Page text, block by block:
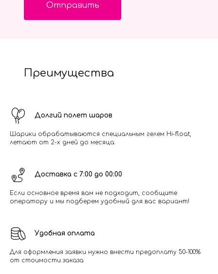
Отправить
Преимущества
Долгий полет шаров
Шарики обрабатываются специальным гелем Hi-float,
летают от 2-х дней до месяца.
Доставка с 7:00 до 00:00
Если основное время вам не подходит, сообщите
оператору и мы подберем удобный для вас вариант!
Удобная оплата
Для оформления заявки нужно внести предоплату 50-100%
от стоимости заказа